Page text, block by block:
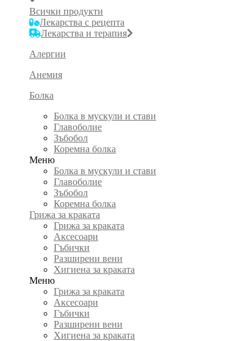
Всички продукти
Лекарства с рецепта
Лекарства и терапия
Алергии
Анемия
Болка
Болка в мускули и стави
Главоболие
Зъбобол
Коремна болка
Меню
Болка в мускули и стави
Главоболие
Зъбобол
Коремна болка
Грижа за краката
Грижа за краката
Аксесоари
Гъбички
Разширени вени
Хигиена за краката
Меню
Грижа за краката
Аксесоари
Гъбички
Разширени вени
Хигиена за краката